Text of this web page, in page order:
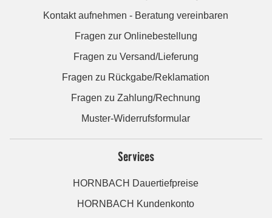
Kontakt aufnehmen - Beratung vereinbaren
Fragen zur Onlinebestellung
Fragen zu Versand/Lieferung
Fragen zu Rückgabe/Reklamation
Fragen zu Zahlung/Rechnung
Muster-Widerrufsformular
Services
HORNBACH Dauertiefpreise
HORNBACH Kundenkonto